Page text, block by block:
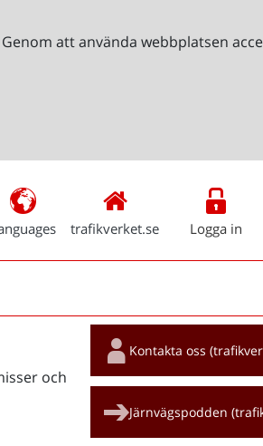
att använda webbplatsen
trafikverket.se Logga in
och
Snabblänkar
Kontakta oss
Järnvägspodden